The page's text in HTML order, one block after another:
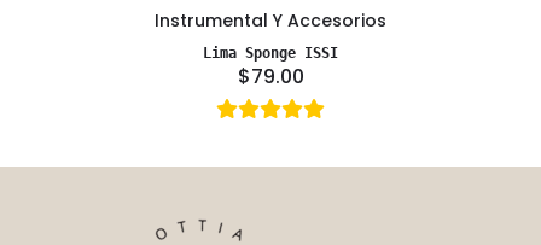
Instrumental Y Accesorios
Lima Sponge ISSI
$79.00